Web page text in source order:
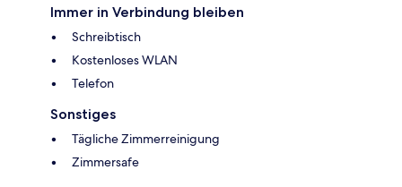
Immer in Verbindung bleiben
Schreibtisch
Kostenloses WLAN
Telefon
Sonstiges
Tägliche Zimmerreinigung
Zimmersafe